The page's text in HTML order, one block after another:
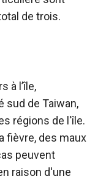
de trois.
à l’île,
sud de Taiwan,
régions de l'île.
fièvre, des maux
peuvent
raison d'une